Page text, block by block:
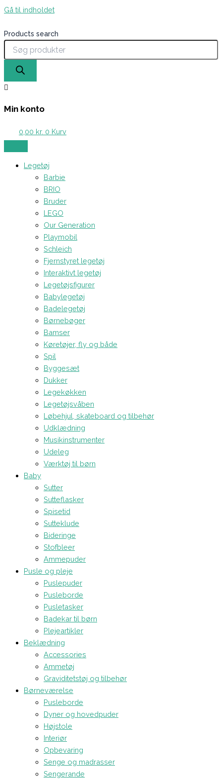
Gå til indholdet
Products search
Min konto
0,00 kr. 0 Kurv
Legetøj
Barbie
BRIO
Bruder
LEGO
Our Generation
Playmobil
Schleich
Fjernstyret legetøj
Interaktivt legetøj
Legetøjsfigurer
Babylegetøj
Badelegetøj
Børnebøger
Bamser
Køretøjer, fly og både
Spil
Byggesæt
Dukker
Legekøkken
Legetøjsvåben
Løbehjul, skateboard og tilbehør
Udklædning
Musikinstrumenter
Udeleg
Værktøj til børn
Baby
Sutter
Sutteflasker
Spisetid
Sutteklude
Bideringe
Stofbleer
Ammepuder
Pusle og pleje
Puslepuder
Pusleborde
Pusletasker
Badekar til børn
Plejeartikler
Beklædning
Accessories
Ammetøj
Graviditetstøj og tilbehør
Børneværelse
Pusleborde
Dyner og hovedpuder
Højstole
Interiør
Opbevaring
Senge og madrasser
Sengerande